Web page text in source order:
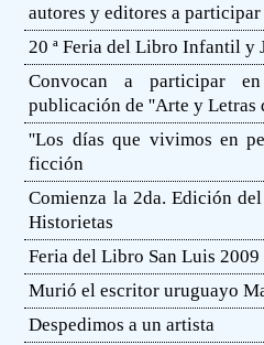
autores y editores a
20 ª Feria del Libro Infantil y
Convocan a participar
publicación de ''Arte y Letras
''Los días que vivimos en
ficción
Comienza la 2da. Edición
Historietas
Feria del Libro San Luis 2009
Murió el escritor uruguayo
Despedimos a un artista